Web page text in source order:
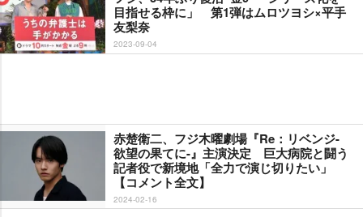
目指せる枠に」 第1弾はムロツヨシ×平手
友梨奈
2023-09-04
赤楚衛二、フジ木曜劇場『Re：リベンジ-
欲望の果てに-』主演決定 巨大病院と闘う
記者役で新境地「全力で演じ切りたい」
【コメント全文】
2024-02-16